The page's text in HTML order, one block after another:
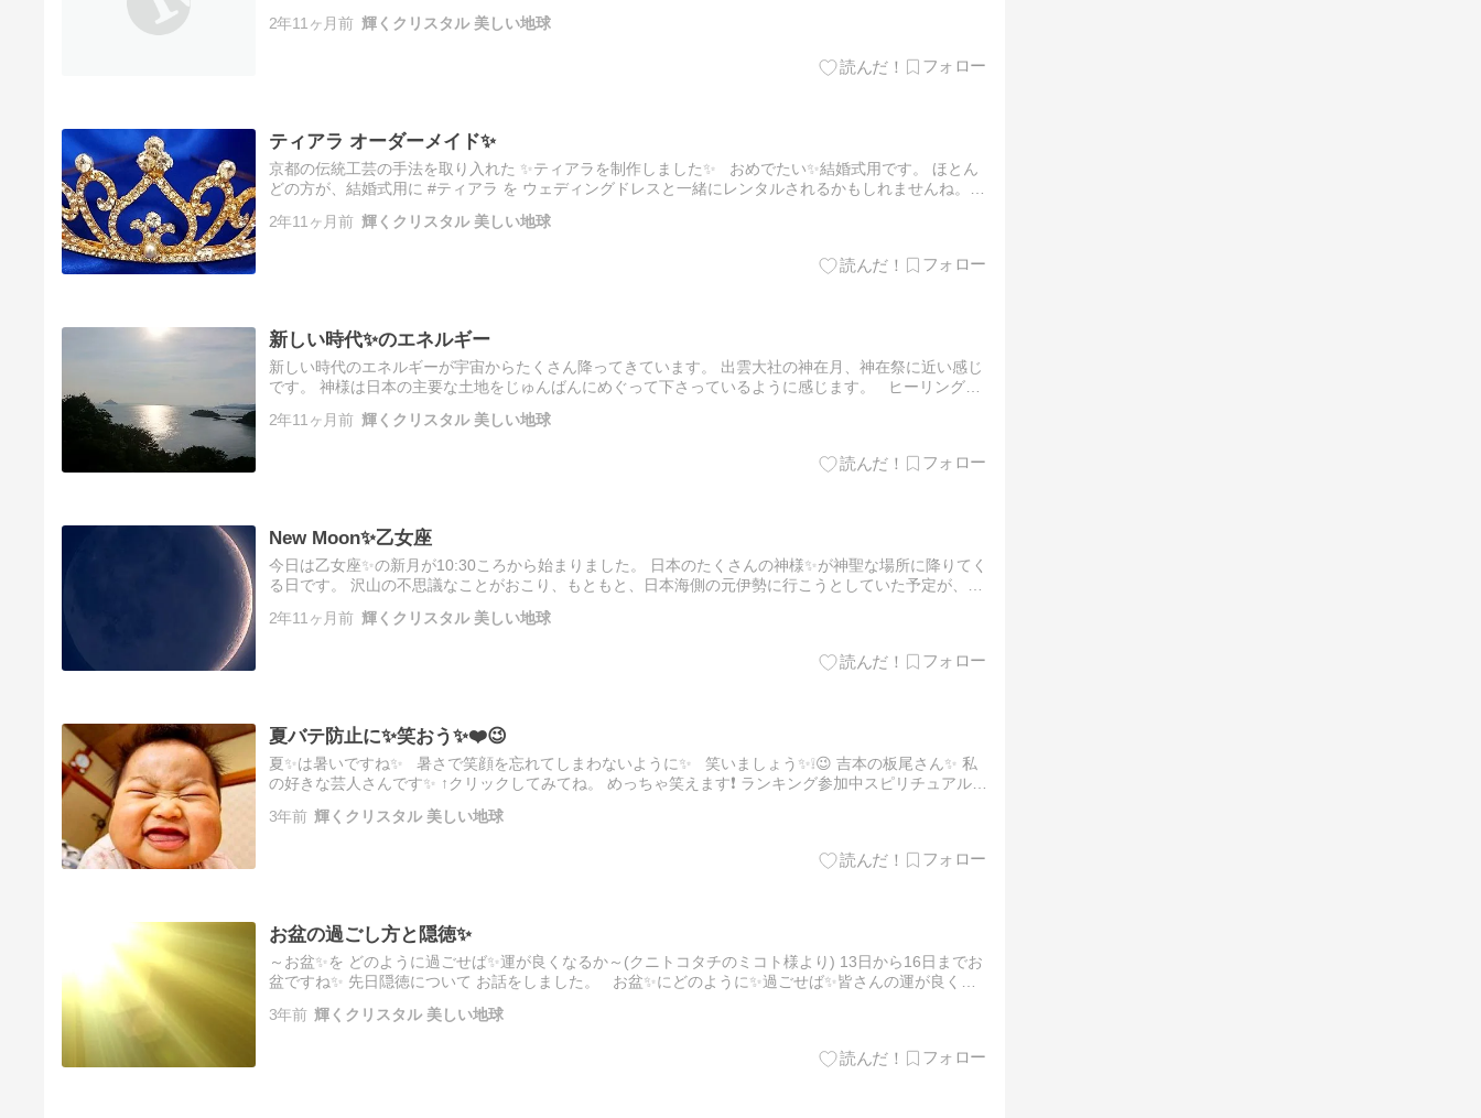
2年11ヶ月前 輝くクリスタル 美しい地球
ティアラ オーダーメイド✨
京都の伝統工芸の手法を取り入れた ✨ティアラを制作しました✨ おめでたい✨結婚式用です。 ほとん
どの方が、結婚式用に #ティアラ を ウェディングドレスと一緒にレンタルされるかもしれませんね。
2年11ヶ月前 輝くクリスタル 美しい地球
新しい時代✨のエネルギー
新しい時代のエネルギーが宇宙からたくさん降ってきています。 出雲大社の神在月、神在祭に近い感じ
です。 神様は日本の主要な土地をじゅんばんにめぐって下さっているように感じます。 ヒーリングア
2年11ヶ月前 輝くクリスタル 美しい地球
New Moon✨乙女座
今日は乙女座✨の新月が10:30ころから始まりました。 日本のたくさんの神様✨が神聖な場所に降りてく
る日です。 沢山の不思議なことがおこり、もともと、日本海側の元伊勢に行こうとしていた予定が、
2年11ヶ月前 輝くクリスタル 美しい地球
夏バテ防止に✨笑おう✨❤️😉
夏✨は暑いですね✨ 暑さで笑顔を忘れてしまわないように✨ 笑いましょう✨❕😉 吉本の板尾さん✨ 私
の好きな芸人さんです✨ ↑クリックしてみてね。 めっちゃ笑えます❗ ランキング参加中スピリチュアル
3年前 輝くクリスタル 美しい地球
お盆の過ごし方と隠徳✨
～お盆✨を どのように過ごせば✨運が良くなるか～(クニトコタチのミコト様より) 13日から16日までお
盆ですね✨ 先日隠徳について お話をしました。 お盆✨にどのように✨過ごせば✨皆さんの運が良くな
3年前 輝くクリスタル 美しい地球